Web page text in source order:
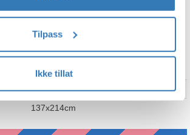
Tilpass
Ikke tillat
INFO
Unique
137x214cm